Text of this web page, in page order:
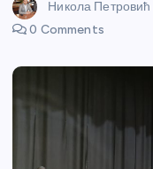
Никола Петровић
0 Comments